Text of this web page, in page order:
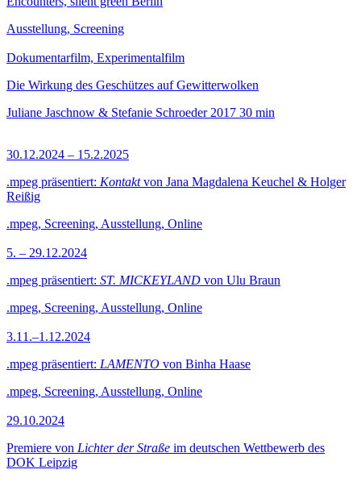
Ausstellung, Screening
Dokumentarfilm, Experimentalfilm
Die Wirkung des Geschützes auf Gewitterwolken
Juliane Jaschnow & Stefanie Schroeder 2017 30 min
30.12.2024 – 15.2.2025
.mpeg präsentiert: Kontaktvon Jana Magdalena Keuchel & Holger
Reißig
.mpeg, Screening, Ausstellung, Online
5. – 29.12.2024
.mpeg präsentiert: ST. MICKEYLAND von Ulu Braun
.mpeg, Screening, Ausstellung, Online
3.11.–1.12.2024
.mpeg präsentiert: LAMENTO von Binha Haase
.mpeg, Screening, Ausstellung, Online
29.10.2024
Premiere von Lichter der Straße im deutschen Wettbewerb des
DOK Leipzig